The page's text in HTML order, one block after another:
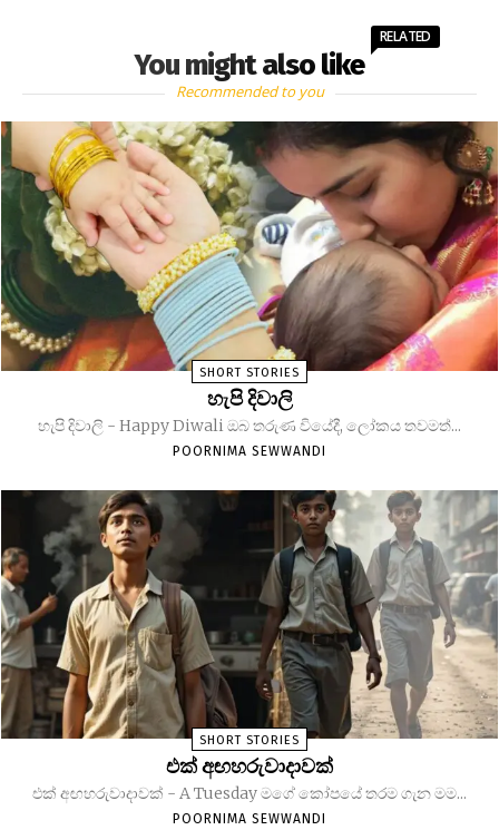
You might also like
RELATED
Recommended to you
SHORT STORIES
හැපි දිවාලි
හැපි දිවාලි - Happy Diwali ඔබ තරුණ වියේදී, ලෝකය තවමත්...
POORNIMA SEWWANDI
SHORT STORIES
එක් අඟහරුවාදාවක්
එක් අඟහරුවාදාවක් - A Tuesday මගේ කෝපයේ තරම ගැන මම...
POORNIMA SEWWANDI